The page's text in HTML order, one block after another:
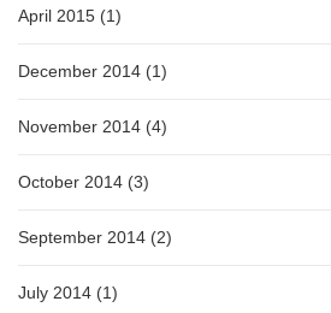
April 2015 (1)
December 2014 (1)
November 2014 (4)
October 2014 (3)
September 2014 (2)
July 2014 (1)